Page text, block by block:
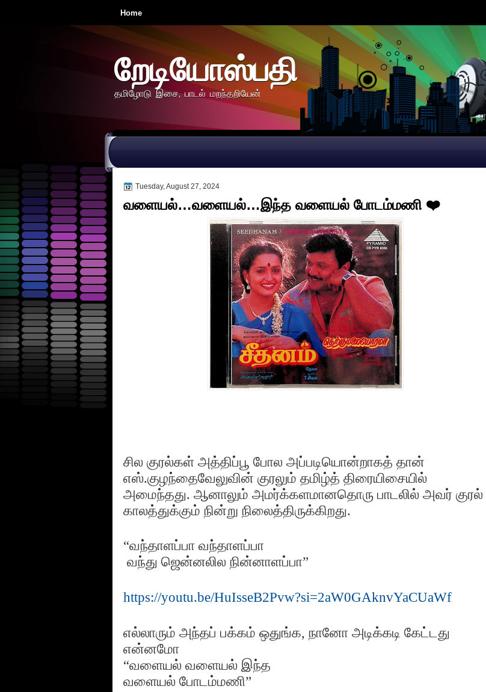
Home
றேடியோஸ்பதி
தமிழோடு இசை, பாடல் மறந்தறியேன்
Tuesday, August 27, 2024
வளையல்…வளையல்…இந்த வளையல் போடம்மணி ❤️
சில குரல்கள் அத்திப்பூ போல அப்படியொன்றாகத் தான்
எஸ்.குழந்தைவேலுவின் குரலும் தமிழ்த் திரையிசையில்
அமைந்தது. ஆனாலும் அமர்க்களமானதொரு பாடலில் அவர் குரல்
காலத்துக்கும் நின்று நிலைத்திருக்கிறது.
“வந்தாளப்பா வந்தாளப்பா
வந்து ஜென்னலில நின்னாளப்பா”
https://youtu.be/HuIsseB2Pvw?si=2aW0GAknvYaCUaWf
எல்லாரும் அந்தப் பக்கம் ஒதுங்க, நானோ அடிக்கடி கேட்டது
என்னமோ
“வளையல் வளையல் இந்த
வளையல் போடம்மணி”